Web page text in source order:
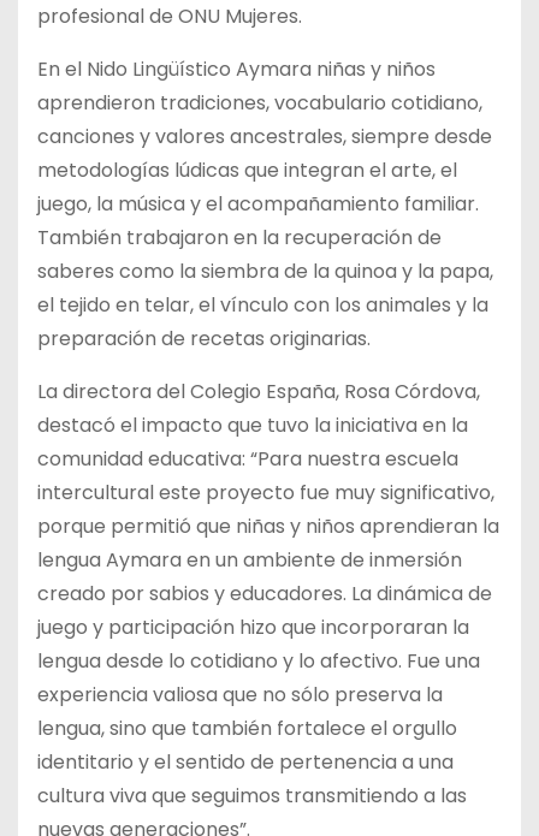
profesional de ONU Mujeres.
En el Nido Lingüístico Aymara niñas y niños
aprendieron tradiciones, vocabulario cotidiano,
canciones y valores ancestrales, siempre desde
metodologías lúdicas que integran el arte, el
juego, la música y el acompañamiento familiar.
También trabajaron en la recuperación de
saberes como la siembra de la quinoa y la papa,
el tejido en telar, el vínculo con los animales y la
preparación de recetas originarias.
La directora del Colegio España, Rosa Córdova,
destacó el impacto que tuvo la iniciativa en la
comunidad educativa: “Para nuestra escuela
intercultural este proyecto fue muy significativo,
porque permitió que niñas y niños aprendieran la
lengua Aymara en un ambiente de inmersión
creado por sabios y educadores. La dinámica de
juego y participación hizo que incorporaran la
lengua desde lo cotidiano y lo afectivo. Fue una
experiencia valiosa que no sólo preserva la
lengua, sino que también fortalece el orgullo
identitario y el sentido de pertenencia a una
cultura viva que seguimos transmitiendo a las
nuevas generaciones”.